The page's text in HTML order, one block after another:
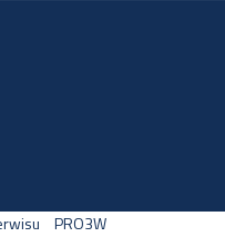
PRO3W